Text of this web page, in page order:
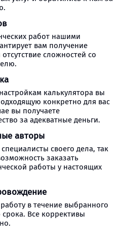
работ нашими
вам получение
сложностей со
калькулятора вы
конкретно для вас
вы получаете
за адекватные деньги.
авторы
своего дела, так
заказать
работы у настоящих
в течение выбранного
срока. Все коррективы